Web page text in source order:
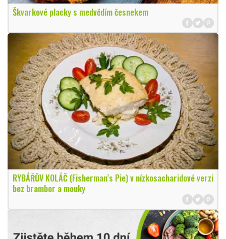
Škvarkové placky s medvědím česnekem
RYBÁŘŮV KOLÁČ (Fisherman’s Pie) v nízkosacharidové verzi
bez brambor a mouky